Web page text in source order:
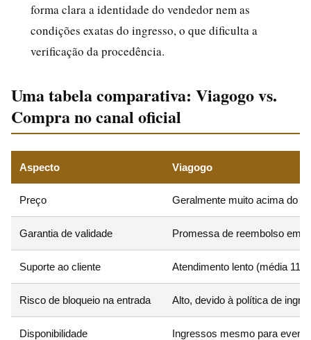
forma clara a identidade do vendedor nem as
condições exatas do ingresso, o que dificulta a
verificação da procedência.
Uma tabela comparativa: Viagogo vs.
Compra no canal oficial
Aspecto Viagogo
Preço Geralmente muito acima do
Garantia de validade Promessa de reembolso em
Suporte ao cliente Atendimento lento (média 11
Risco de bloqueio na entrada Alto, devido à política de
Disponibilidade Ingressos mesmo para